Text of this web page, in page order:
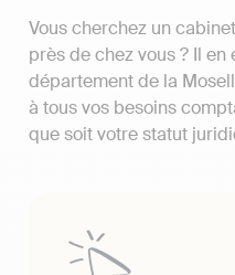
Vous cherchez un
près de chez vous ? Il
département de la
à tous vos besoins
que soit votre statut